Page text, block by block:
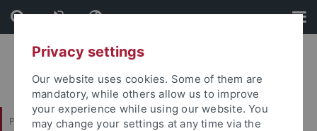
Skip
to
content
Skip
to
footer
Philosophische Fakultät
Privacy settings
Our website uses cookies. Some of them are
mandatory, while others allow us to improve
your experience while using our website. You
may change your settings at any time via the